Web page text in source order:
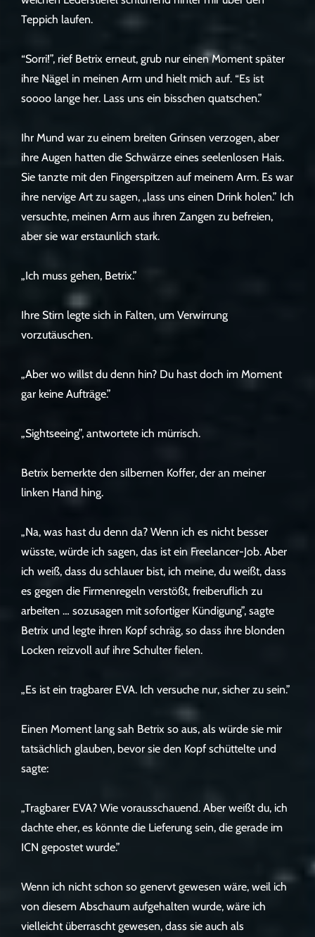
Teppich laufen.
“Sorri!”, rief Betrix erneut, grub nur einen Moment später
ihre Nägel in meinen Arm und hielt mich auf. “Es ist
soooo lange her. Lass uns ein bisschen quatschen.”
Ihr Mund war zu einem breiten Grinsen verzogen, aber
ihre Augen hatten die Schwärze eines seelenlosen Hais.
Sie tanzte mit den Fingerspitzen auf meinem Arm. Es war
ihre nervige Art zu sagen, „lass uns einen Drink holen.” Ich
versuchte, meinen Arm aus ihren Zangen zu befreien,
aber sie war erstaunlich stark.
„Ich muss gehen, Betrix.”
Ihre Stirn legte sich in Falten, um Verwirrung
vorzutäuschen.
„Aber wo willst du denn hin? Du hast doch im Moment
gar keine Aufträge.”
„Sightseeing”, antwortete ich mürrisch.
Betrix bemerkte den silbernen Koffer, der an meiner
linken Hand hing.
„Na, was hast du denn da? Wenn ich es nicht besser
wüsste, würde ich sagen, das ist ein Freelancer-Job. Aber
ich weiß, dass du schlauer bist, ich meine, du weißt, dass
es gegen die Firmenregeln verstößt, freiberuflich zu
arbeiten … sozusagen mit sofortiger Kündigung”, sagte
Betrix und legte ihren Kopf schräg, so dass ihre blonden
Locken reizvoll auf ihre Schulter fielen.
„Es ist ein tragbarer EVA. Ich versuche nur, sicher zu sein.”
Einen Moment lang sah Betrix so aus, als würde sie mir
tatsächlich glauben, bevor sie den Kopf schüttelte und
sagte:
„Tragbarer EVA? Wie vorausschauend. Aber weißt du, ich
dachte eher, es könnte die Lieferung sein, die gerade im
ICN gepostet wurde.”
Wenn ich nicht schon so genervt gewesen wäre, weil ich
von diesem Abschaum aufgehalten wurde, wäre ich
vielleicht überrascht gewesen, dass sie auch als